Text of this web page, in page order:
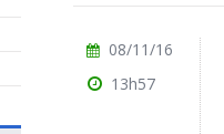
08/11/16
13h57